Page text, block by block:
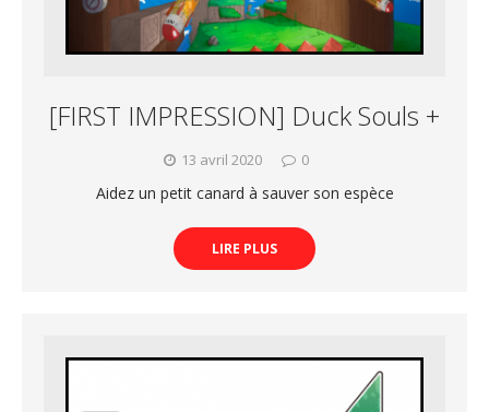
[FIRST IMPRESSION] Duck Souls +
13 avril 2020 0
Aidez un petit canard à sauver son espèce
LIRE PLUS